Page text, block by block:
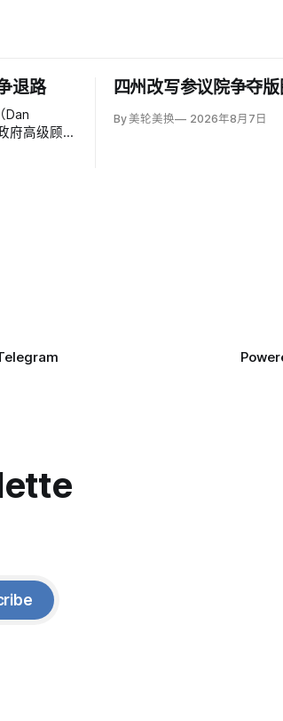
退路
Dan
府高级顾
案可能反
四州改写参议院争夺版
By 美轮美换 2026年8月7日